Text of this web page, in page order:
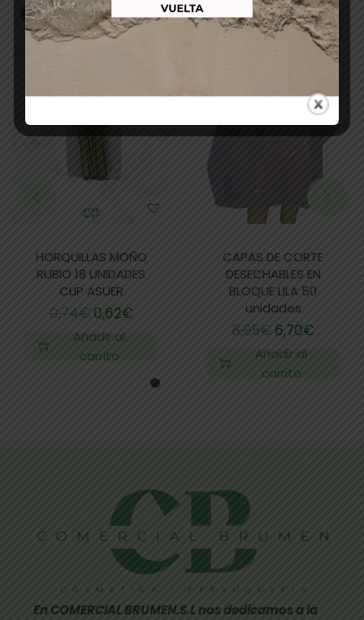
-16%
HORQUILLAS MOÑO
RUBIO 18 UNIDADES
CLIP ASUER
0,74€ 0,62€
Añadir al
carrito
CAPAS DE CORTE
DESECHABLES EN
BLOQUE LILA 50
unidades
8,95€ 6,70€
Añadir al
carrito
En COMERCIAL BRUMEN.S.L nos dedicamos a la